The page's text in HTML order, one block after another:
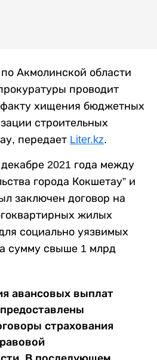
Акмолинской области
проводит
хищения бюджетных
строительных
передает Liter.kz.
2021 года между
города Кокшетау” и
заключен договор на
жилых
социально уязвимых
сумму свыше 1 млрд
авансовых выплат
страхования